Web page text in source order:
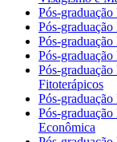
Pós-
Pós-
Pós-
Pós-
Pós-
Fitoterápicos
Pós-
Pós-
Econômica